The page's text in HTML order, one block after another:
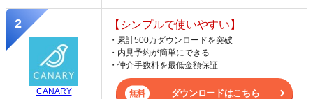
CANARY
【シンプルで使いやすい】
・累計500万ダウンロードを突破
・内見予約が簡単にできる
・仲介手数料を最低金額保証
ダウンロードはこちら